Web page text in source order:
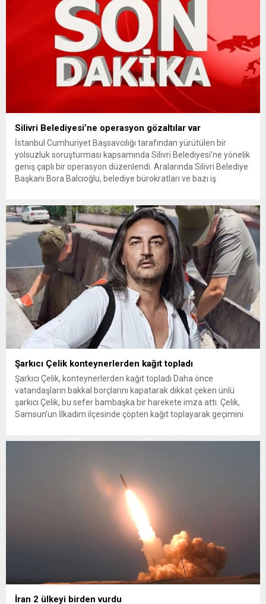
Silivri Belediyesi’ne operasyon gözaltılar var
İstanbul Cumhuriyet Başsavcılığı tarafından yürütülen bir
yolsuzluk soruşturması kapsamında Silivri Belediyesi’ne yönelik
geniş çaplı bir operasyon düzenlendi. Aralarında Silivri Belediye
Başkanı Bora Balcıoğlu, belediye bürokratları ve bazı iş
inceleme ve arama çalışmaları devam ediyor. İstanbul’da...
Şarkıcı Çelik konteynerlerden kağıt topladı
Şarkıcı Çelik, konteynerlerden kağıt topladı Daha önce
vatandaşların bakkal borçlarını kapatarak dikkat çeken ünlü
şarkıcı Çelik, bu sefer bambaşka bir harekete imza attı. Çelik,
Samsun’un İlkadım ilçesinde çöpten kağıt toplayarak geçimini
İran 2 ülkeyi birden vurdu